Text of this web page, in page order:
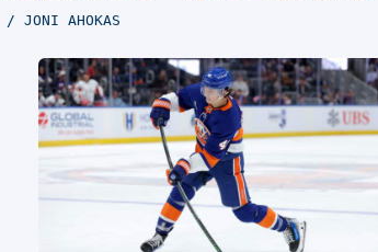
JONI AHOKAS